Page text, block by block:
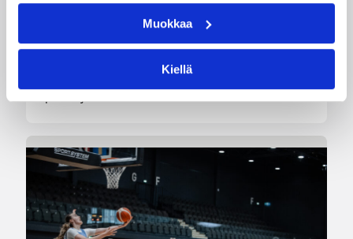
Muokkaa
Kiellä
Susiladies aloitti Liettuan Klaipedassa pelattavan
miniturnauksen tänään, kun Puola oli parempi
loppulukemin 84-79 (39-44). Suomi nakutteli
mukavat 15 kolmosta sisään ja johti ottelua
parhaimmillaan 11 pistettä, mutta Puola kipusi